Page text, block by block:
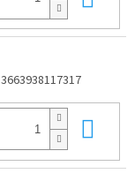
3663938117317